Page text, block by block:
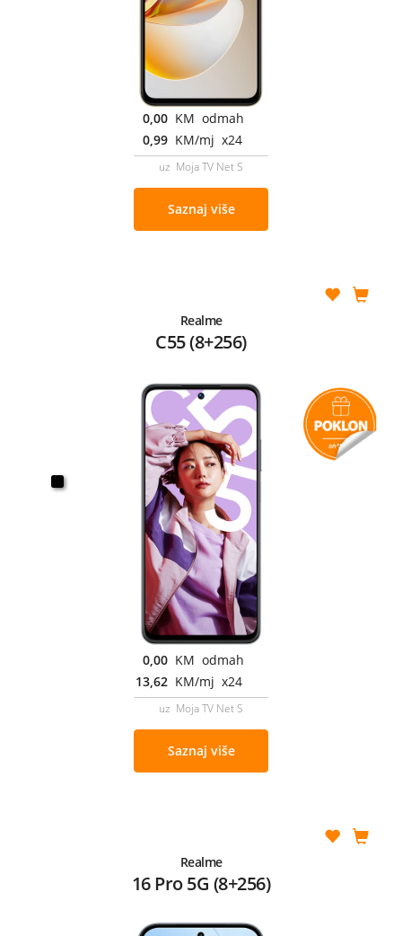
0,00 KM odmah
0,99 KM/mj x24
uz Moja TV Net S
Saznaj više
Realme
C55 (8+256)
0,00 KM odmah
13,62 KM/mj x24
uz Moja TV Net S
Saznaj više
Realme
16 Pro 5G (8+256)